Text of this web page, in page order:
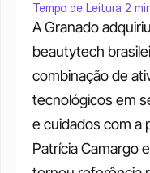
A Granado
beautytech
combinação de
tecnológicos em
e cuidados com a
Patrícia Camargo
Tempo de Leitura 2